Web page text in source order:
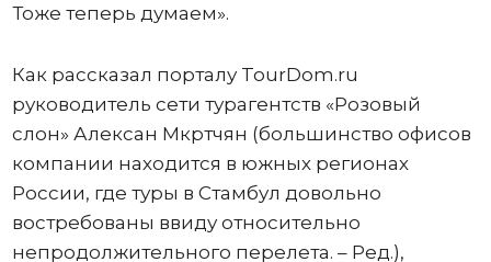
Тоже теперь думаем».
Как рассказал порталу TourDom.ru
руководитель сети турагентств «Розовый
слон» Алексан Мкртчян (большинство офисов
компании находится в южных регионах
России, где туры в Стамбул довольно
востребованы ввиду относительно
непродолжительного перелета. – Ред.),